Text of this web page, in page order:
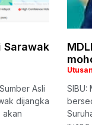
Asli
dijangka
akan
SIBU: